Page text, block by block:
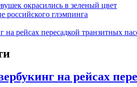
окрасились в зеленый цвет
российского глэмпинга
на рейсах пересадкой транзитных
на рейсах